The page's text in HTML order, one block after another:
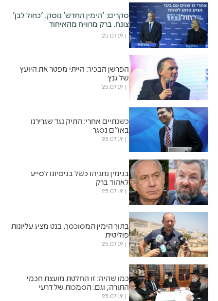
סקרים: 'הימין החדש' נוסק. 'כחול לבן'
צונח. ברק מרוויח מהאיחוד
25.07.19
הפרשן הבכיר: הייתי מפטר את היועץ
של גנץ
25.07.19
כשנתיים אחרי: התיק נגד שגרירנו
באו"ם נסגר
25.07.19
בנימין נתניהו כשל בניסיונו לסייע
לאהוד ברק
25.07.19
בתוך הימין המסוכסך, בנט מציג עליונות
פוליטית
25.07.19
כמו שהיה: זו החלטת מועצת חכמי
התורה; וגם: הסמכות של דרעי
25.07.19